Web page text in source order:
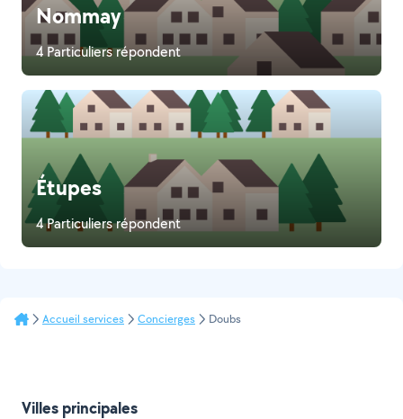
Nommay
4 Particuliers répondent
Étupes
4 Particuliers répondent
Accueil services Concierges Doubs
Villes principales